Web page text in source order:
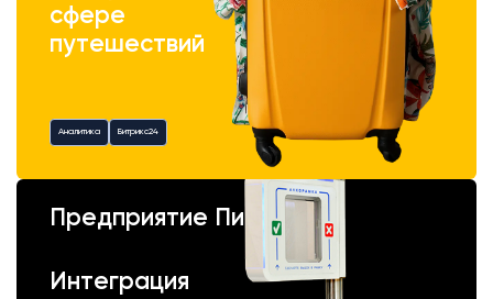
сфере
путешествий
Аналитика Битрикс24
Предприятие Пик
Интеграция